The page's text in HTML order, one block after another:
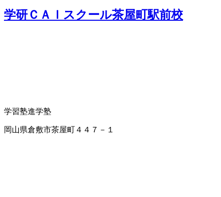
学研ＣＡＩスクール茶屋町駅前校
学習塾進学塾
岡山県倉敷市茶屋町４４７－１